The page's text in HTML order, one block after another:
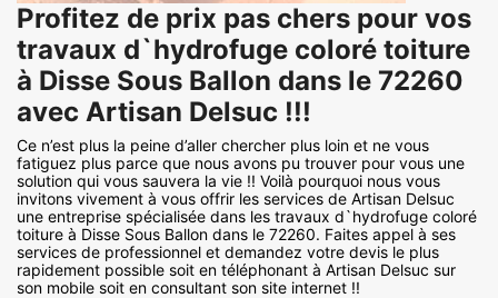
Profitez de prix pas chers pour vos
travaux d`hydrofuge coloré toiture
à Disse Sous Ballon dans le 72260
avec Artisan Delsuc !!!
Ce n’est plus la peine d’aller chercher plus loin et ne vous
fatiguez plus parce que nous avons pu trouver pour vous une
solution qui vous sauvera la vie !! Voilà pourquoi nous vous
invitons vivement à vous offrir les services de Artisan Delsuc
une entreprise spécialisée dans les travaux d`hydrofuge coloré
toiture à Disse Sous Ballon dans le 72260. Faites appel à ses
services de professionnel et demandez votre devis le plus
rapidement possible soit en téléphonant à Artisan Delsuc sur
son mobile soit en consultant son site internet !!